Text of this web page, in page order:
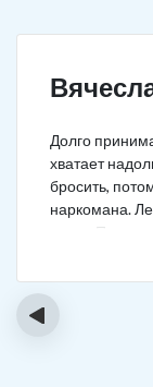
Долго
хватает
бросить,
наркомана.
легче.
‹